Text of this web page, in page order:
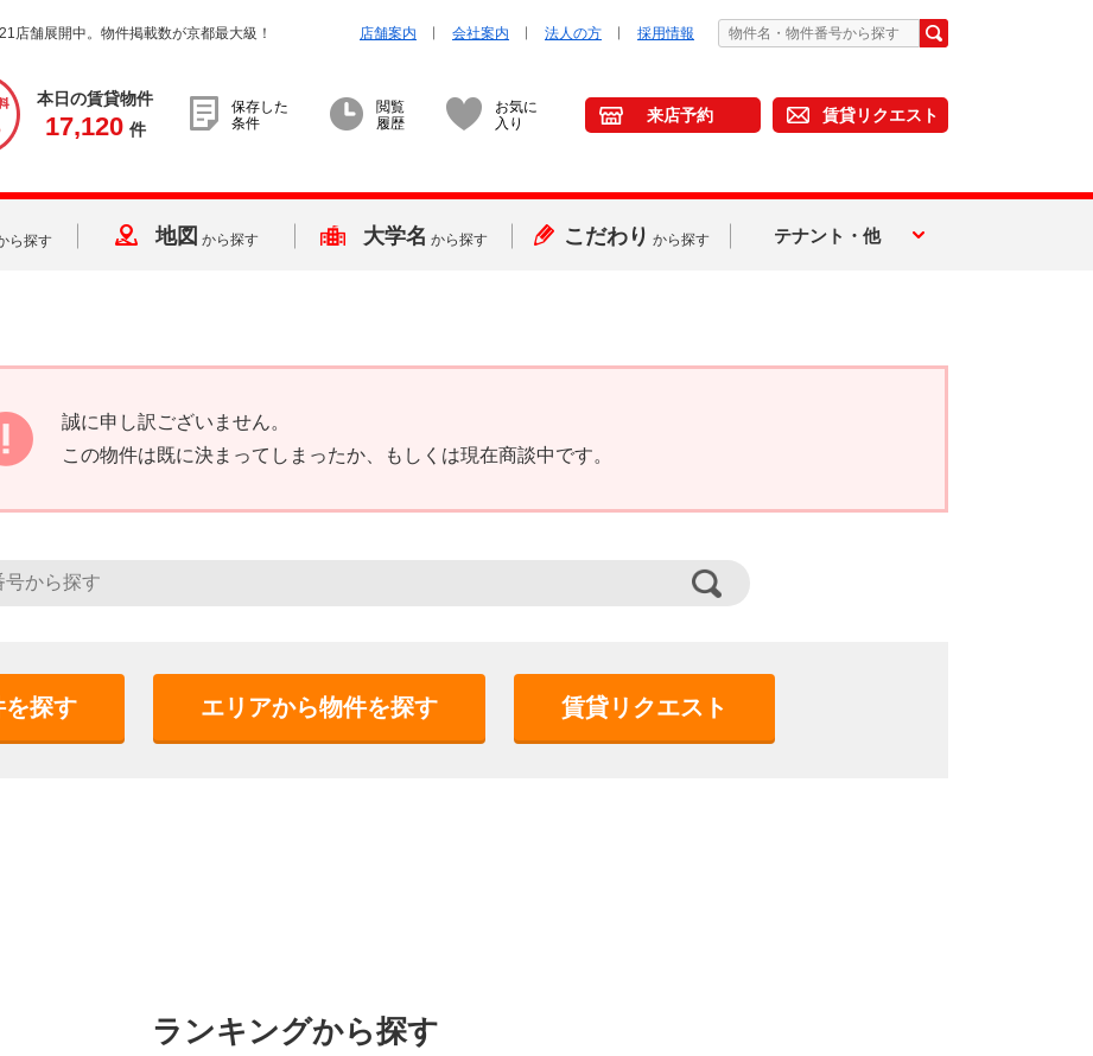
店舗展開中。物件掲載数が京都最大級！ 店舗案内 会社案内 法人の方 採用情報
本日の賃貸物件
17,120 件
保存した
条件
閲覧
履歴
お気に
入り
来店予約 賃貸リクエスト
ら探す 地図 から探す 大学名 から探す こだわり から探す テナント・他
誠に申し訳ございません。
この物件は既に決まってしまったか、もしくは現在商談中です。
を探す エリアから物件を探す 賃貸リクエスト
ランキングから探す